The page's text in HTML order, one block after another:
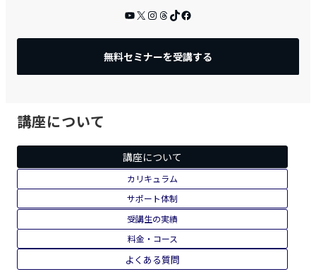
YouTube
X Instagram
Threads
TikTok
無料セミナーを受講する
講座について